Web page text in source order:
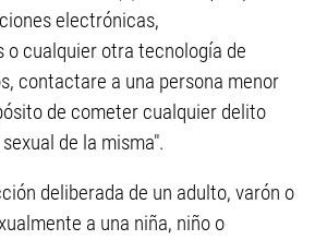
electrónicas,
cualquier otra tecnología de
contactare a una persona menor
de cometer cualquier delito
de la misma".
deliberada de un adulto, varón o
a una niña, niño o